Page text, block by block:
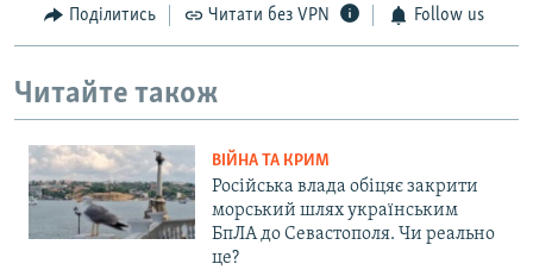
Поділитись Читати без VPN Follow us
Читайте також
ВІЙНА ТА КРИМ
Російська влада обіцяє закрити
морський шлях українським
БпЛА до Севастополя. Чи реально
це?